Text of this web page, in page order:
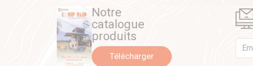
Notre
catalogue
produits
Télécharger
Email